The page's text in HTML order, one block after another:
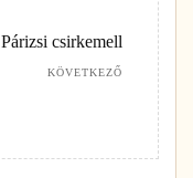
Párizsi csirkemell
KÖVETKEZŐ